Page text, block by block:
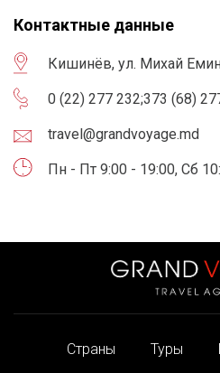
Контактные данные
Кишинёв, ул. Михай
0 (22) 277 232;373 (68)
travel@grandvoyage.md
Пн - Пт 9:00 - 19:00, Сб
Страны Туры